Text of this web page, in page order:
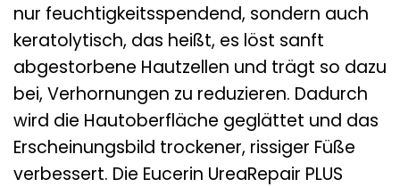
nur feuchtigkeitsspendend, sondern auch
keratolytisch, das heißt, es löst sanft
abgestorbene Hautzellen und trägt so dazu
bei, Verhornungen zu reduzieren. Dadurch
wird die Hautoberfläche geglättet und das
Erscheinungsbild trockener, rissiger Füße
verbessert. Die Eucerin UreaRepair PLUS